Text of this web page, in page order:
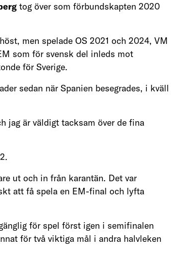
tog över som förbundskapten 2020
men spelade OS 2021 och 2024, VM
som för svensk del inleds mot
för Sverige.
sedan när Spanien besegrades, i kväll
jag är väldigt tacksam över de fina
ut och in från karantän. Det var
att få spela en EM-final och lyfta
för spel först igen i semifinalen
för två viktiga mål i andra halvleken